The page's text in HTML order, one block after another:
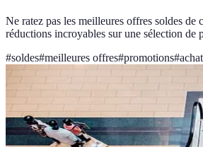
Ne ratez pas les meilleures offres soldes de
réductions incroyables sur une sélection de
#soldes#meilleures offres#promotions#